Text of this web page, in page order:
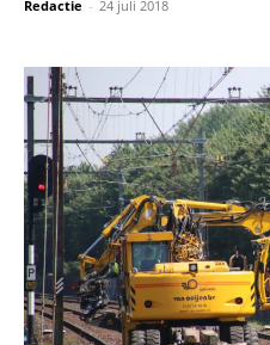
Redactie - 24 juli 2018